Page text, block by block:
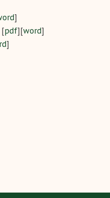
]
[pdf][word]
]